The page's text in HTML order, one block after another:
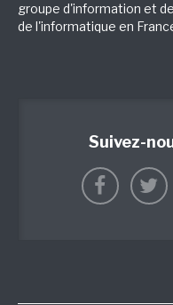
groupe d'information et
de l'informatique en
Suivez-